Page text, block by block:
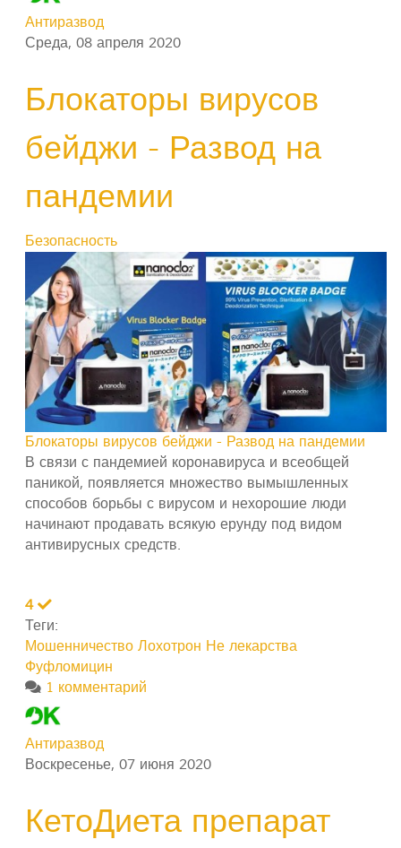
Антиразвод
Среда, 08 апреля 2020
Блокаторы вирусов
бейджи - Развод на
пандемии
Безопасность
Блокаторы вирусов бейджи - Развод на пандемии
В связи с пандемией коронавируса и всеобщей
паникой, появляется множество вымышленных
способов борьбы с вирусом и нехорошие люди
начинают продавать всякую ерунду под видом
антивирусных средств.
4
Теги:
Мошенничество Лохотрон Не лекарства
Фуфломицин
1 комментарий
Антиразвод
Воскресенье, 07 июня 2020
КетоДиета препарат